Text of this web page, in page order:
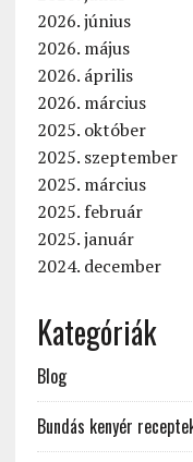
2026. június
2026. május
2026. április
2026. március
2025. október
2025. szeptember
2025. március
2025. február
2025. január
2024. december
Kategóriák
Blog
Bundás kenyér